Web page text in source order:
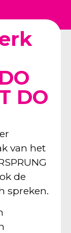
DO
van het
de
spreken.